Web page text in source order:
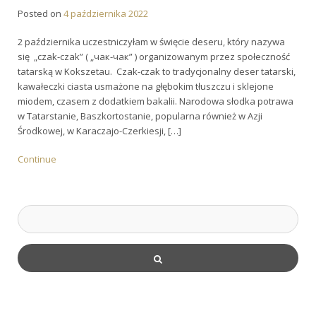
Posted on 4 października 2022
2 października uczestniczyłam w święcie deseru, który nazywa
się „czak-czak” ( „чак-чак” ) organizowanym przez społeczność
tatarską w Kokszetau. Czak-czak to tradycjonalny deser tatarski,
kawałeczki ciasta usmażone na głębokim tłuszczu i sklejone
miodem, czasem z dodatkiem bakalii. Narodowa słodka potrawa
w Tatarstanie, Baszkortostanie, popularna również w Azji
Środkowej, w Karaczajo-Czerkiesji, […]
Continue